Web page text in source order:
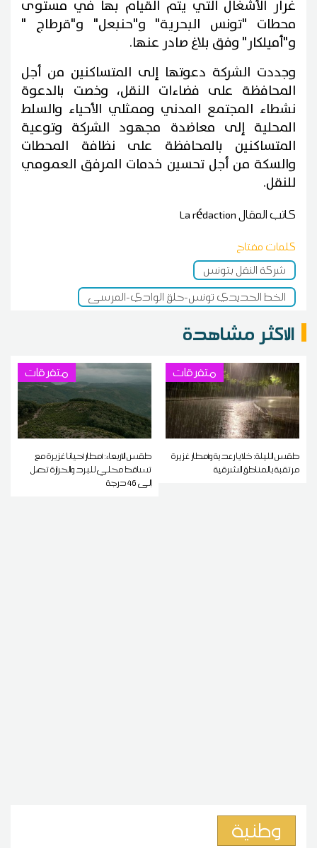
غرار الأشغال التي يتم القيام بها في مستوى
محطات "تونس البحرية" و"حنبعل" و"قرطاج "
و"أميلكار" وفق بلاغ صادر عنها.
وجددت الشركة دعوتها إلى المتساكنين من أجل
المحافظة على فضاءات النقل، وخصت بالدعوة
نشطاء المجتمع المدني وممثلي الأحياء والسلط
المحلية إلى معاضدة مجهود الشركة وتوعية
المتساكنين بالمحافظة على نظافة المحطات
والسكة من أجل تحسين خدمات المرفق العمومي
للنقل.
كاتب المقالLa rédaction
كلمات مفتاح
شركة النقل بتونس
الخط الحديدي تونس-حلق الوادي-المرسى
الاكثر مشاهدة
متفرقات
طقس الليلة: خلايا رعدية وأمطار غزيرة
مرتقبة بالمناطق الشرقية
متفرقات
طقس الاربعاء: أمطار أحيانا غزيرة مع
تساقط محلي للبرد والحرارة تصل
إلى 46 درجة
وطنية